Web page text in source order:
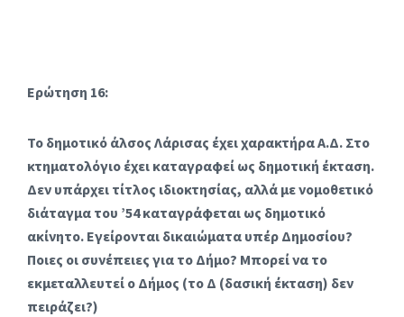
Ερώτηση 16:
Το δημοτικό άλσος Λάρισας έχει χαρακτήρα Α.Δ. Στο
κτηματολόγιο έχει καταγραφεί ως δημοτική έκταση.
Δεν υπάρχει τίτλος ιδιοκτησίας, αλλά με νομοθετικό
διάταγμα του ’54 καταγράφεται ως δημοτικό
ακίνητο. Εγείρονται δικαιώματα υπέρ Δημοσίου?
Ποιες οι συνέπειες για το Δήμο? Μπορεί να το
εκμεταλλευτεί ο Δήμος (το Δ (δασική έκταση) δεν
πειράζει?)